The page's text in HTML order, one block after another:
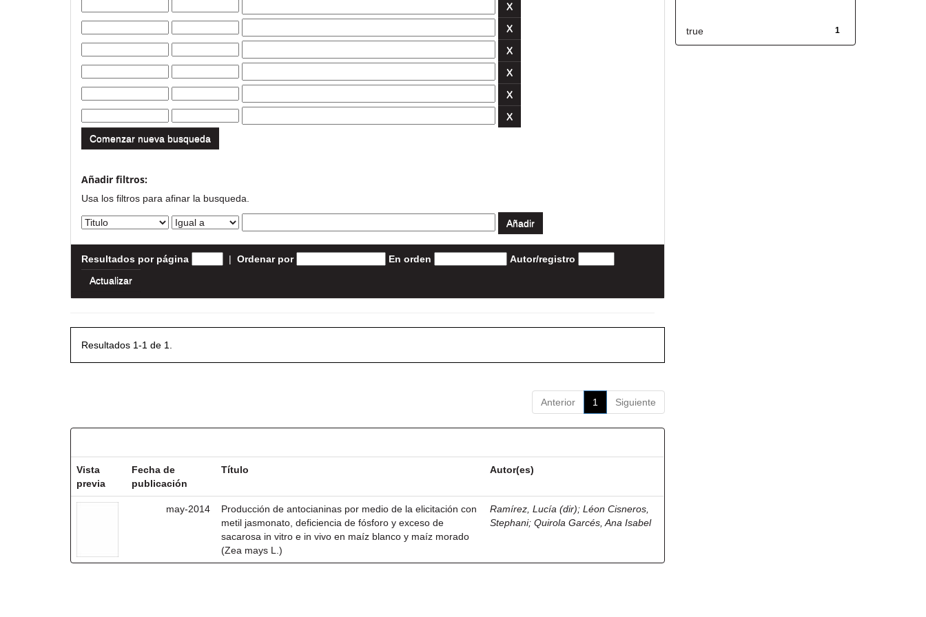
Comenzar nueva busqueda
Añadir filtros:
Usa los filtros para afinar la busqueda.
Resultados por página | Ordenar por En orden Autor/registro
Resultados 1-1 de 1.
Anterior 1 Siguiente
Vista
previa
Fecha de
publicación
Título Autor(es)
may-2014
Producción de antocianinas por medio de la elicitación con
metil jasmonato, deficiencia de fósforo y exceso de
sacarosa in vitro e in vivo en maíz blanco y maíz morado
(Zea mays L.)
Ramírez, Lucía (dir);Léon Cisneros,
Stephani;Quirola Garcés, Ana Isabel
1
true